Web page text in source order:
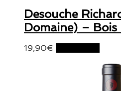
Desouche
Domaine) –
19,90€